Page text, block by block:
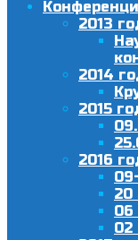
2013
2014
2015
2016
20
06
02